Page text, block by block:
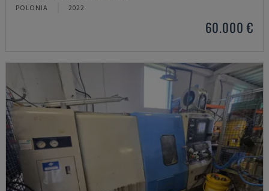
POLONIA 2022
60.000 €